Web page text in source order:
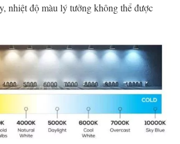
nhiệt độ màu lý tưởng không thể được